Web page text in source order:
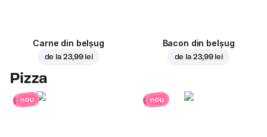
Carne din belșug
de la 23,99 lei
Bacon din belșug
de la 23,99 lei
Pizza
nou nou